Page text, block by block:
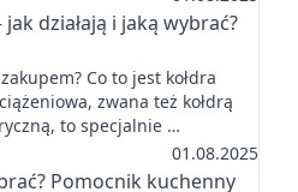
działają i jaką wybrać?
Co to jest kołdra
zwana też kołdrą
to specjalnie …
01.08.2025
Pomocnik kuchenny